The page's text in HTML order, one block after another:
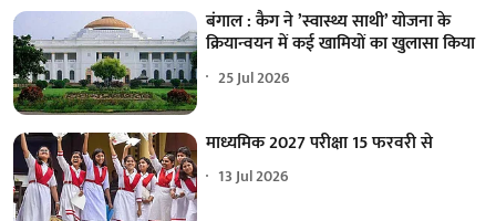
बंगाल : कैग ने ’स्वास्थ्य साथी’ योजना के
क्रियान्वयन में कई खामियों का खुलासा किया
25 Jul 2026
माध्यमिक 2027 परीक्षा 15 फरवरी से
13 Jul 2026